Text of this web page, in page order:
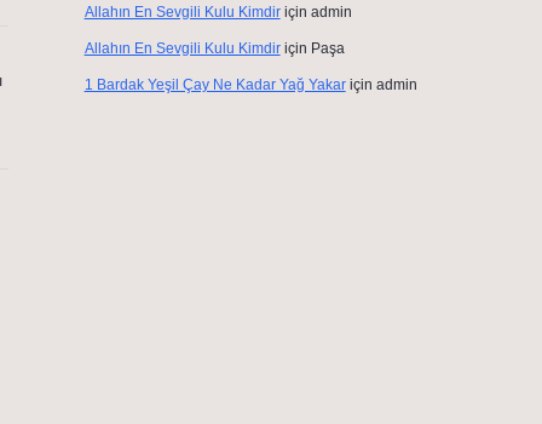
Allahın En Sevgili Kulu Kimdiriçin admin
Allahın En Sevgili Kulu Kimdiriçin Paşa
1 Bardak Yeşil Çay Ne Kadar Yağ Yakariçin admin